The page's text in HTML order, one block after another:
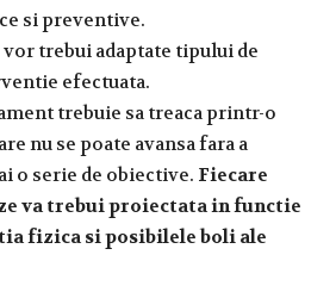
si preventive.
trebui adaptate tipului de
efectuata.
trebuie sa treaca printr-o
nu se poate avansa fara a
o serie de obiective. Fiecare
va trebui proiectata in functie
fizica si posibilele boli ale